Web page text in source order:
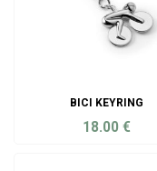
BICI KEYRING
18.00 €